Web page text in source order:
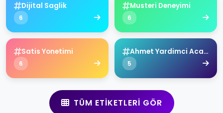
Dijital Saglik
6
Musteri Deneyimi
6
Satis Yonetimi
6
Ahmet Yardimci Academy
5
TÜM ETIKETLERI GÖR